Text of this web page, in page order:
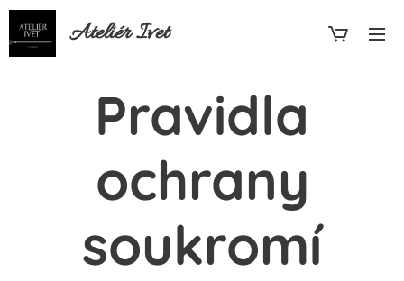
Ateliér Ivet
Pravidla
ochrany
soukromí